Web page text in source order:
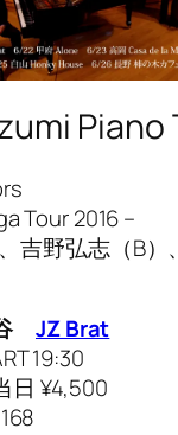
Piano
Tour 2016 –
吉野弘志（B）
JZ Brat
19:30
¥4,500